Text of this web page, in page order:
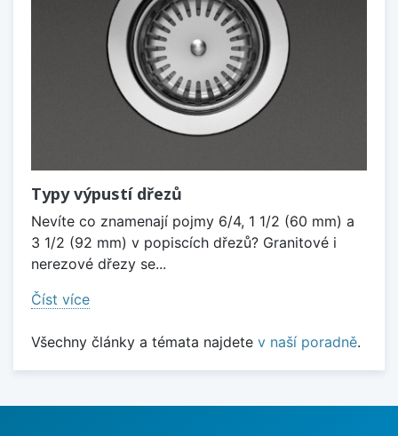
Typy výpustí dřezů
Nevíte co znamenají pojmy 6/4, 1 1/2 (60 mm) a
3 1/2 (92 mm) v popiscích dřezů? Granitové i
nerezové dřezy se...
Číst více
Všechny články a témata najdete v naší poradně.